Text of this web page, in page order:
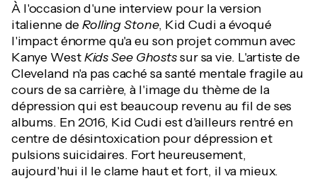
À l'occasion d'une interview pour la version
italienne deRolling Stone, Kid Cudi a évoqué
l'impact énorme qu'a eu son projet commun avec
Kanye WestKidsSee Ghostssur sa vie. L'artiste de
Cleveland n'a pas caché sa santé mentale fragile au
cours de sa carrière, à l'image du thème de la
dépression qui est beaucoup revenu au fil de ses
albums. En 2016, Kid Cudi est d'ailleurs rentré en
centre de désintoxication pour dépression et
pulsions suicidaires. Fort heureusement,
aujourd'hui il le clame haut et fort, il va mieux.